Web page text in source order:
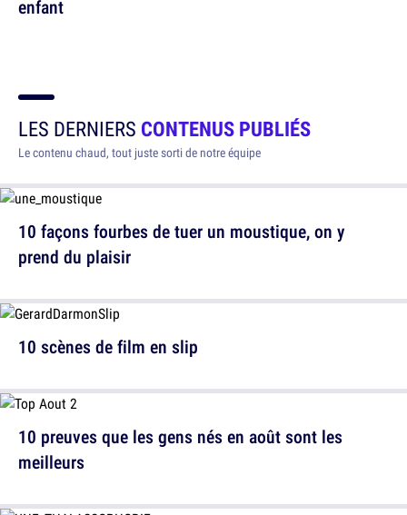
enfant
LES DERNIERS CONTENUS PUBLIÉS
Le contenu chaud, tout juste sorti de notre équipe
10 façons fourbes de tuer un moustique, on y
prend du plaisir
10 preuves que les gens nés en août sont les
meilleurs
10 scènes de film en slip